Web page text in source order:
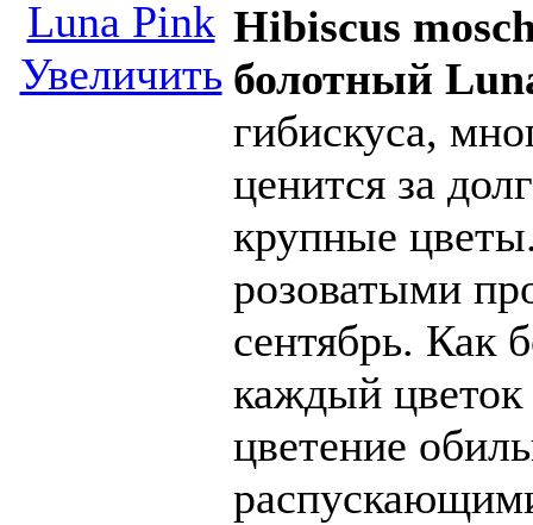
Увеличить
Hibiscus
болотный
гибискуса,
ценится за
крупные
розоватыми
сентябрь. Как
каждый цветок
цветение